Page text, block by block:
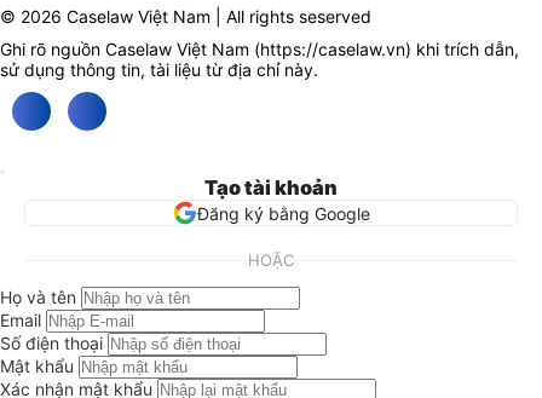
© 2026 Caselaw Việt Nam | All rights seserved
Ghi rõ nguồn Caselaw Việt Nam (https://caselaw.vn) khi trích dẫn,
sử dụng thông tin, tài liệu từ địa chỉ này.
Tạo tài khoản
Đăng ký bằng Google
HOẶC
Họ và tên
Email
Số điện thoại
Mật khẩu
Xác nhận mật khẩu